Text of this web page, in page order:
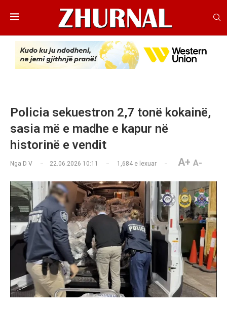
Policia sekuestron 2,7 tonë kokainë,
sasia më e madhe e kapur në
historinë e vendit
Nga D V 22.06.2026 10:11 1,684 e lexuar A+ A-